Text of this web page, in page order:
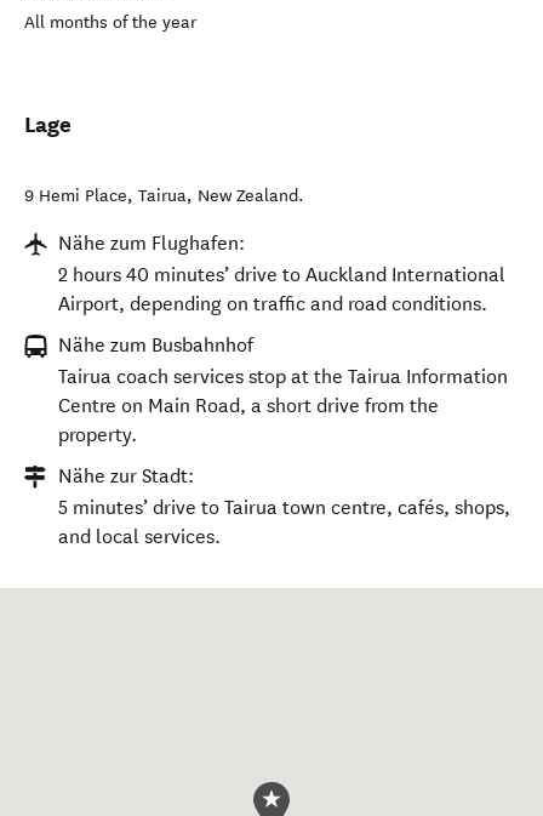
All months of the year
Lage
9 Hemi Place, Tairua, New Zealand.
Nähe zum Flughafen:
2 hours 40 minutes’ drive to Auckland International
Airport, depending on traffic and road conditions.
Nähe zum Busbahnhof
Tairua coach services stop at the Tairua Information
Centre on Main Road, a short drive from the
property.
Nähe zur Stadt:
5 minutes’ drive to Tairua town centre, cafés, shops,
and local services.